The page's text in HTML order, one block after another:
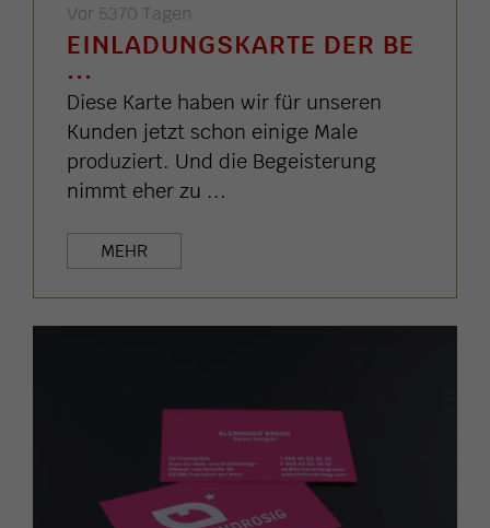
Vor 5370 Tagen
EINLADUNGSKARTE DER BE
...
Diese Karte haben wir für unseren
Kunden jetzt schon einige Male
produziert. Und die Begeisterung
nimmt eher zu ...
MEHR